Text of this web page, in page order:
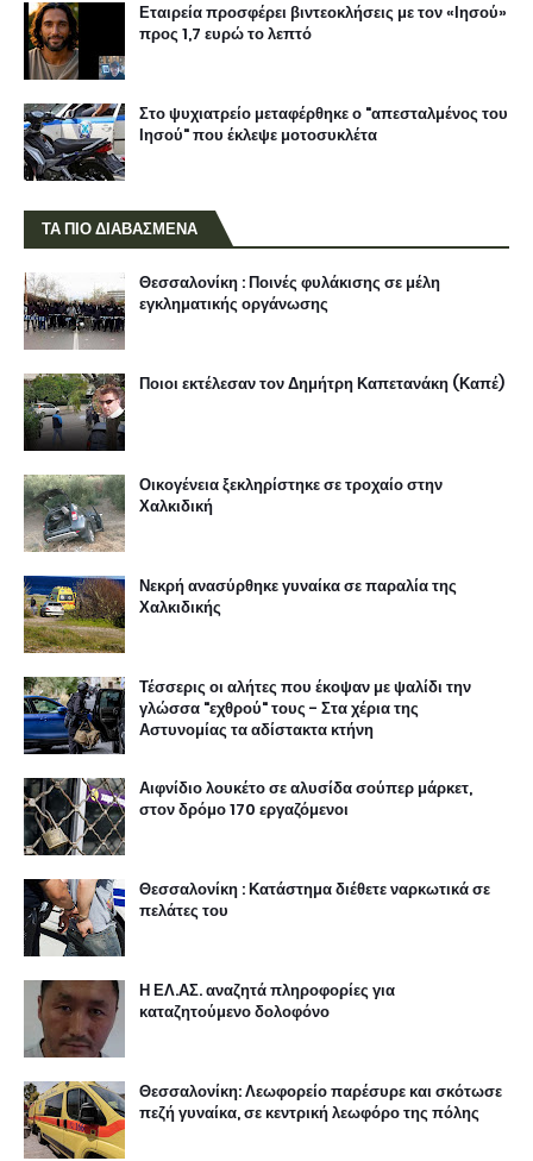
Εταιρεία προσφέρει βιντεοκλήσεις με τον «Ιησού»
προς 1,7 ευρώ το λεπτό
Στο ψυχιατρείο μεταφέρθηκε ο "απεσταλμένος του
Ιησού" που έκλεψε μοτοσυκλέτα
ΤΑ ΠΙΟ ΔΙΑΒΑΣΜΕΝΑ
Θεσσαλονίκη : Ποινές φυλάκισης σε μέλη
εγκληματικής οργάνωσης
Ποιοι εκτέλεσαν τον Δημήτρη Καπετανάκη (Καπέ)
Οικογένεια ξεκληρίστηκε σε τροχαίο στην
Χαλκιδική
Νεκρή ανασύρθηκε γυναίκα σε παραλία της
Χαλκιδικής
Τέσσερις οι αλήτες που έκοψαν με ψαλίδι την
γλώσσα "εχθρού" τους - Στα χέρια της
Αστυνομίας τα αδίστακτα κτήνη
Αιφνίδιο λουκέτο σε αλυσίδα σούπερ μάρκετ,
στον δρόμο 170 εργαζόμενοι
Θεσσαλονίκη : Κατάστημα διέθετε ναρκωτικά σε
πελάτες του
Η ΕΛ.ΑΣ. αναζητά πληροφορίες για
καταζητούμενο δολοφόνο
Θεσσαλονίκη: Λεωφορείο παρέσυρε και σκότωσε
πεζή γυναίκα, σε κεντρική λεωφόρο της πόλης